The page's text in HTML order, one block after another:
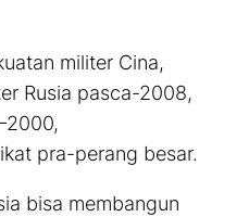
militer Cina,
Rusia pasca-2008,
pra-perang besar.
bisa membangun